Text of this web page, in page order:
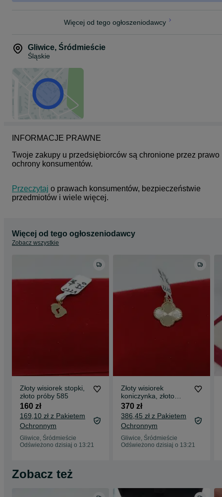
Więcej od tego ogłoszeniodawcy
Gliwice, Śródmieście
Śląskie
INFORMACJE PRAWNE
Twoje zakupy u przedsiębiorców są chronione przez prawo
ochrony konsumentów.
Przeczytaj o prawach konsumentów, bezpieczeństwie
przedmiotów i wiele więcej.
Więcej od tego ogłoszeniodawcy
Zobacz wszystkie
Złoty wisiorek stopki,
złoto próby 585
160 zł
169,10 zł z Pakietem
Ochronnym
Gliwice, Śródmieście
Odświeżono dzisiaj o 13:21
Złoty wisiorek
koniczynka, złoto
próby 585
370 zł
386,45 zł z Pakietem
Ochronnym
Gliwice, Śródmieście
Odświeżono dzisiaj o 13:21
Zobacz też